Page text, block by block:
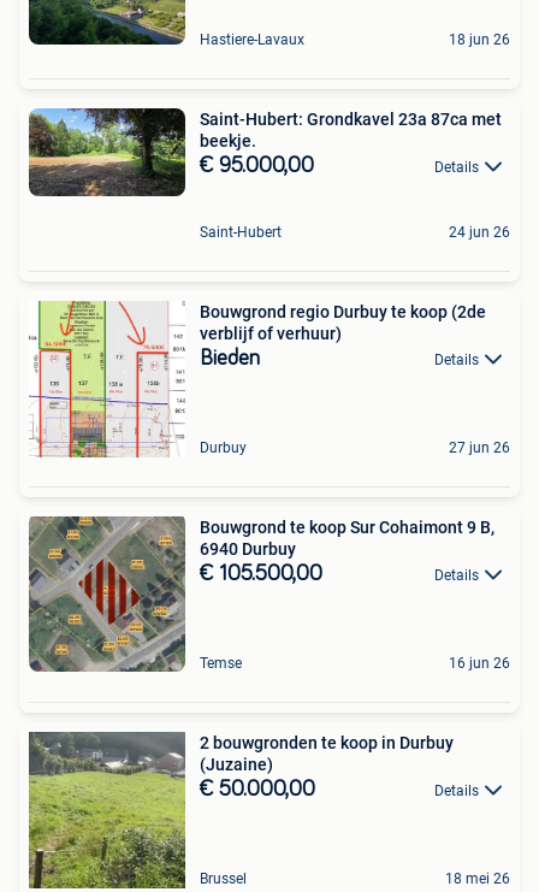
Hastiere-Lavaux 18 jun 26
Saint-Hubert: Grondkavel 23a 87ca met
beekje.
€ 95.000,00 Details
Saint-Hubert 24 jun 26
Bouwgrond regio Durbuy te koop (2de
verblijf of verhuur)
Bieden Details
Durbuy 27 jun 26
Bouwgrond te koop Sur Cohaimont 9 B,
6940 Durbuy
€ 105.500,00 Details
Temse 16 jun 26
2 bouwgronden te koop in Durbuy
(Juzaine)
€ 50.000,00 Details
Brussel 18 mei 26